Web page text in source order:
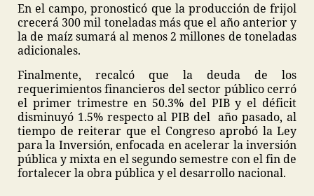
En el campo, pronosticó que la producción de frijol
crecerá 300 mil toneladas más que el año anterior y
la de maíz sumará al menos 2 millones de toneladas
adicionales.
Finalmente, recalcó que la deuda de los
requerimientos financieros del sector público cerró
el primer trimestre en 50.3% del PIB y el déficit
disminuyó 1.5% respecto al PIB del año pasado, al
tiempo de reiterar que el Congreso aprobó la Ley
para la Inversión, enfocada en acelerar la inversión
pública y mixta en el segundo semestre con el fin de
fortalecer la obra pública y el desarrollo nacional.